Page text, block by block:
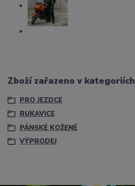
Zboží zařazeno v kategoriích
PRO JEZDCE
RUKAVICE
PÁNSKÉ KOŽENÉ
VÝPRODEJ